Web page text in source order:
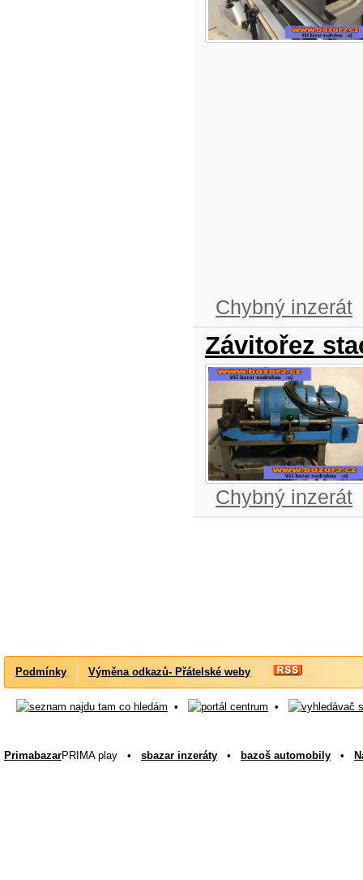
Chybný inzerát
Závitořez
Chybný inzerát
Podmínky Výměna odkazů- Přátelské weby
• •
PrimabazarPRIMA play • sbazar inzeráty • bazoš automobily •